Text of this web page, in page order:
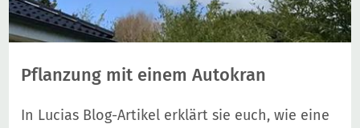
Pflanzung mit einem Autokran
In Lucias Blog-Artikel erklärt sie euch, wie eine